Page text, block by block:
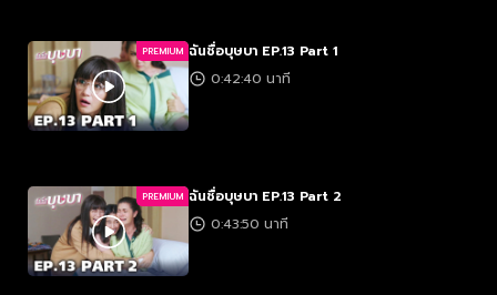
PREMIUM ฉันชื่อบุษบา EP.13 Part 1
0:42:40 นาที
PREMIUM ฉันชื่อบุษบา EP.13 Part 2
0:43:50 นาที